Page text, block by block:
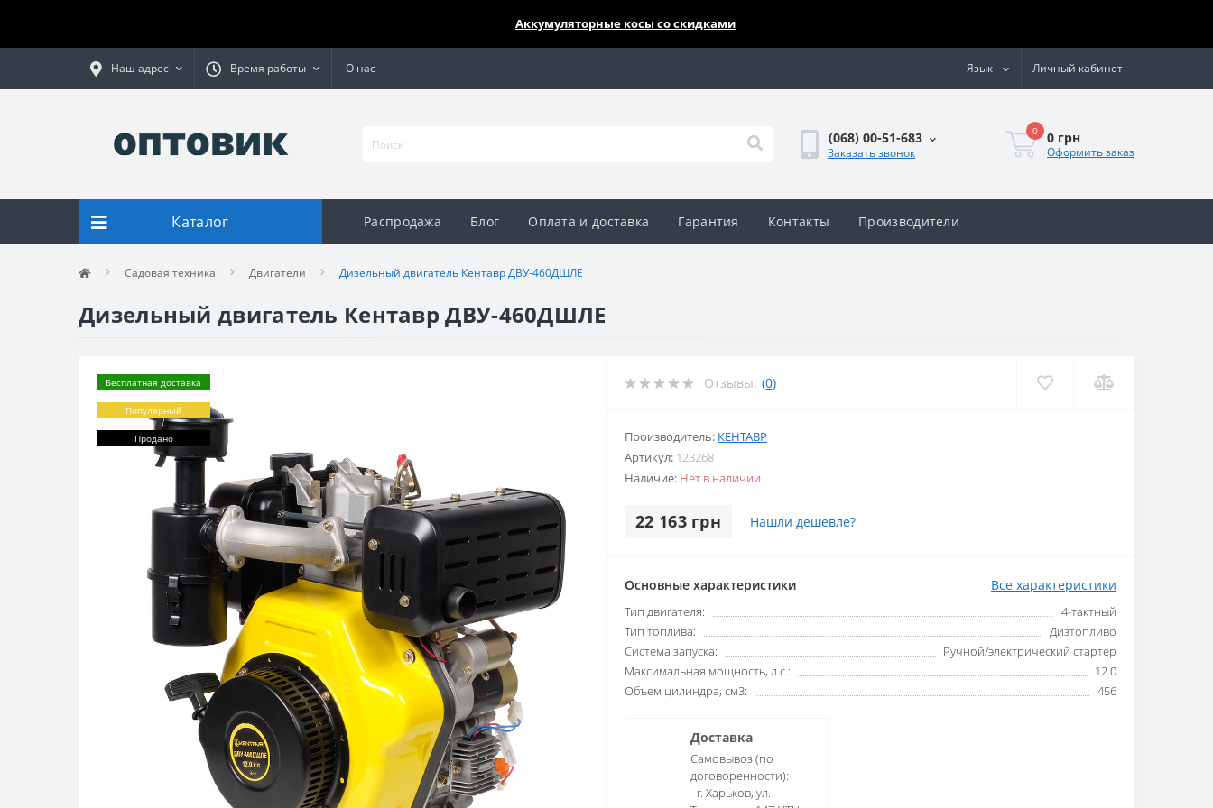
Аккумуляторные косы со скидками
Наш адрес Время работы О нас Язык Личный кабинет
(068) 00-51-683
Заказать звонок
0 0 грн
Оформить заказ
Каталог Распродажа Блог Оплата и доставка Гарантия Контакты Производители
Садовая техника Двигатели Дизельный двигатель Кентавр ДВУ-460ДШЛЕ
Дизельный двигатель Кентавр ДВУ-460ДШЛЕ
Бесплатная доставка
Популярный
Продано
Отзывы: (0)
Производитель: КЕНТАВР
Артикул: 123268
Наличие: Нет в наличии
22 163 грн Нашли дешевле?
Основные характеристики Все характеристики
Тип двигателя:
4-тактный
Тип топлива:
Дизтопливо
Система запуска:
Ручной/электрический стартер
Максимальная мощность, л.с.:
12.0
Объем цилиндра, см3:
456
Доставка
Самовывоз (по
договоренности):
- г. Харьков, ул.